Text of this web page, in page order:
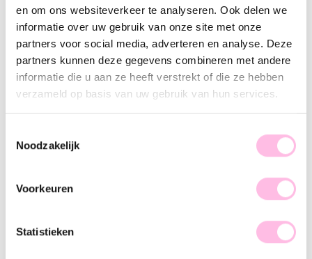
en om ons websiteverkeer te analyseren. Ook delen we
informatie over uw gebruik van onze site met onze
partners voor social media, adverteren en analyse. Deze
partners kunnen deze gegevens combineren met andere
informatie die u aan ze heeft verstrekt of die ze hebben
verzameld op basis van uw gebruik van hun services.
Noodzakelijk
Voorkeuren
Statistieken
Premium stainless steel
Description Feature SKU
Hot item alert! XL beaded necklaces are the trend of the
moment, and we can't wait to share them with you! This XXL
necklace is a must-have for your jewelry collection. Thanks
complements any party outfit. Wear it solo and spice up your